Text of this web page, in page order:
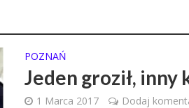
POZNAŃ
Jeden groził, inny
1 Marca 2017 Dodaj